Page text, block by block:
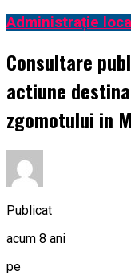
Administrație
Consultare
actiune
zgomotului in
Publicat
acum 8 ani
pe